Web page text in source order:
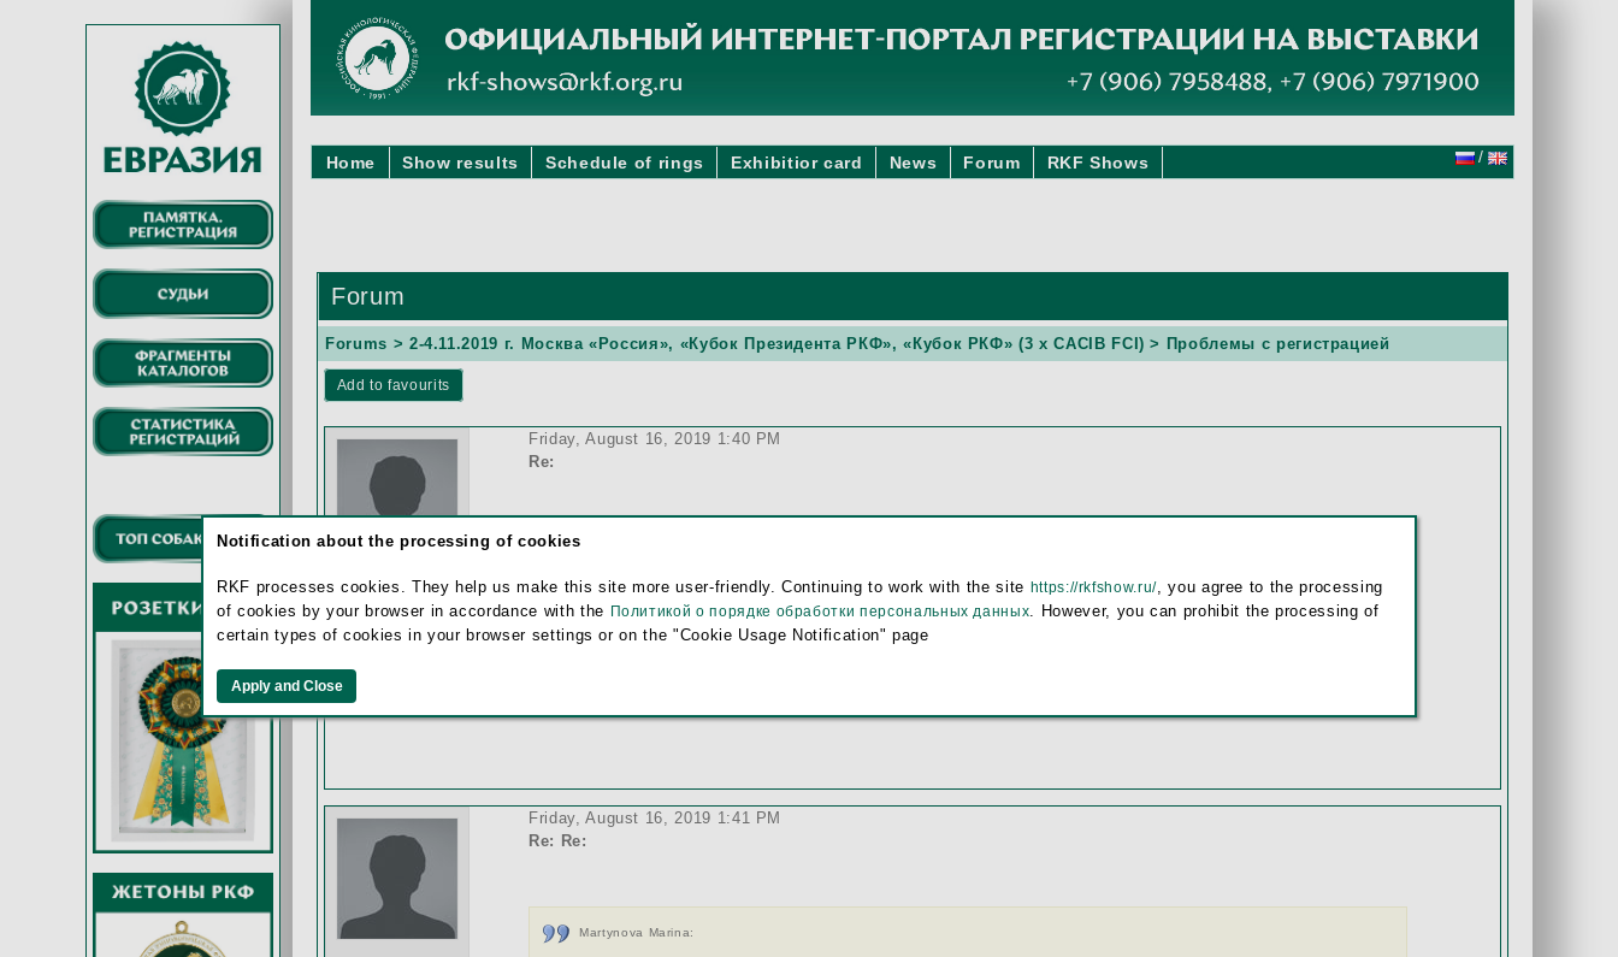
Home Show results Schedule of rings Exhibitior card News Forum RKF Shows /
Forum
Forums > 2-4.11.2019 г. Москва «Россия», «Кубок Президента РКФ», «Кубок РКФ» (3 x CACIB FCI)> Проблемы с регистрацией
Add to favourits
Martynova
Marina
Friday, August 16, 2019 1:40 PM
Re:
Добрый день. Не могу зарегистрировать собаку. По моему номеру родословной другие отец и мать. Пишет,
что не совпадают данные. Что делать?
Friday, August 16, 2019 1:41 PM
Re: Re:
Martynova Marina:
Notification about the processing of cookies
RKF processes cookies. They help us make this site more user-friendly. Continuing to work with the site https://rkfshow.ru/, you agree to the processing
of cookies by your browser in accordance with the Политикой о порядке обработки персональных данных. However, you can prohibit the processing of
certain types of cookies in your browser settings or on the "Cookie Usage Notification" page